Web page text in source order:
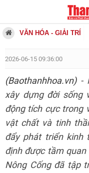
VĂN HÓA - GIẢI TRÍ
2026-06-15 09:36:00
(Baothanhhoa.vn)-
xây dựng đời sống
động tích cực trong
vật chất và tinh
đẩy phát triển kinh
định được tầm quan
Nông Cống đã tập